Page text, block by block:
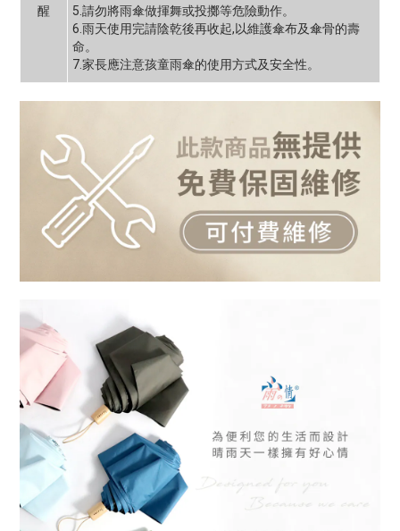
醒
5.請勿將雨傘做揮舞或投擲等危險動作。
6.雨天使用完請陰乾後再收起,以維護傘布及傘骨的壽
命。
7.家長應注意孩童雨傘的使用方式及安全性。